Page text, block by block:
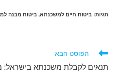
תגיות:ביטוח חיים למשכנתא, ביטוח מבנה
לקרוא
נוספים
הפוסט הבא
תנאים לקבלת משכנתא בישראל: